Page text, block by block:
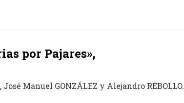
por Pajares»,
Manuel GONZÁLEZ y Alejandro REBOLLO.